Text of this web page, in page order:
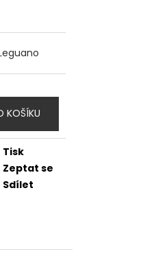
KOŠÍKU
Tisk
Zeptat se
Sdílet